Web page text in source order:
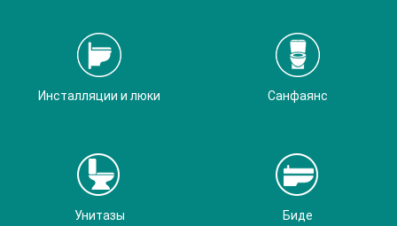
Инсталляции и люки Санфаянс
Унитазы Биде